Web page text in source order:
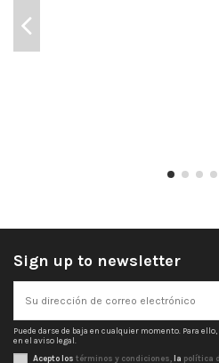
Sign up to newsletter
Puede darse de baja en cualquier momento. Para
en el aviso legal.
Acepto los términos y condiciones,la política